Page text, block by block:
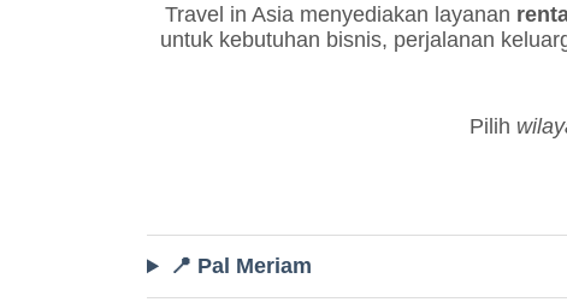
Travel in Asia menyediakan layanan
untuk kebutuhan bisnis, perjalanan
Pilih
📍 Pal Meriam